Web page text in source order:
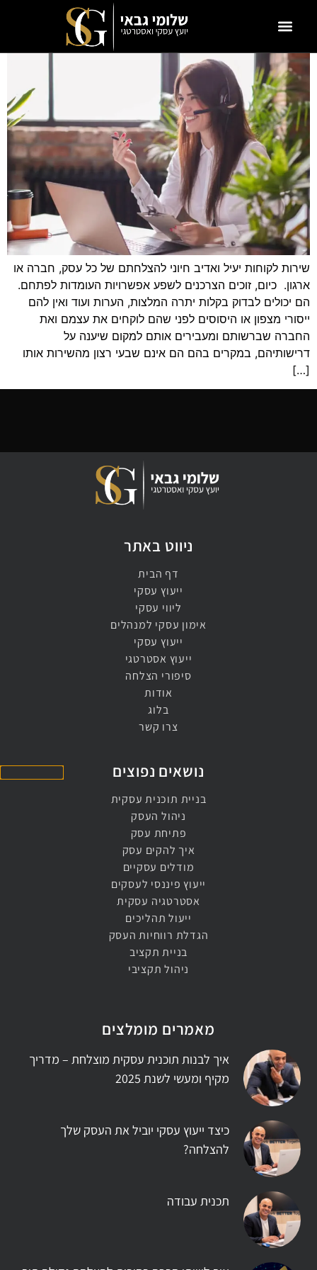
שירות לקוחות יעיל ואדיב חיוני להצלחתם של כל עסק, חברה או
ארגון. כיום, זוכים הצרכנים לשפע אפשרויות העומדות לפתחם.
הם יכולים לבדוק בקלות יתרה המלצות, הערות ועוד ואין להם
ייסורי מצפון או היסוסים לפני שהם לוקחים את עצמם ואת
החברה שברשותם ומעבירים אותם למקום שיענה על
דרישותיהם, במקרים בהם הם אינם שבעי רצון מהשירות אותו
[…]
ניווט באתר
דף הבית
ייעוץ עסקי
ליווי עסקי
אימון עסקי למנהלים​
ייעוץ עסקי​
ייעוץ אסטרטגי​
סיפורי הצלחה
אודות
בלוג
צרו קשר
נושאים נפוצים
בניית תוכנית עסקית
ניהול העסק
פתיחת עסק
איך להקים עסק
מודלים עסקיים
ייעוץ פיננסי לעסקים
אסטרטגיה עסקית
ייעול תהליכים
הגדלת רווחיות העסק
בניית תקציב
ניהול תקציבי
מאמרים מומלצים
איך לבנות תוכנית עסקית מוצלחת – מדריך
מקיף ומעשי לשנת 2025
כיצד ייעוץ עסקי יוביל את העסק שלך
להצלחה?
תכנית עבודה